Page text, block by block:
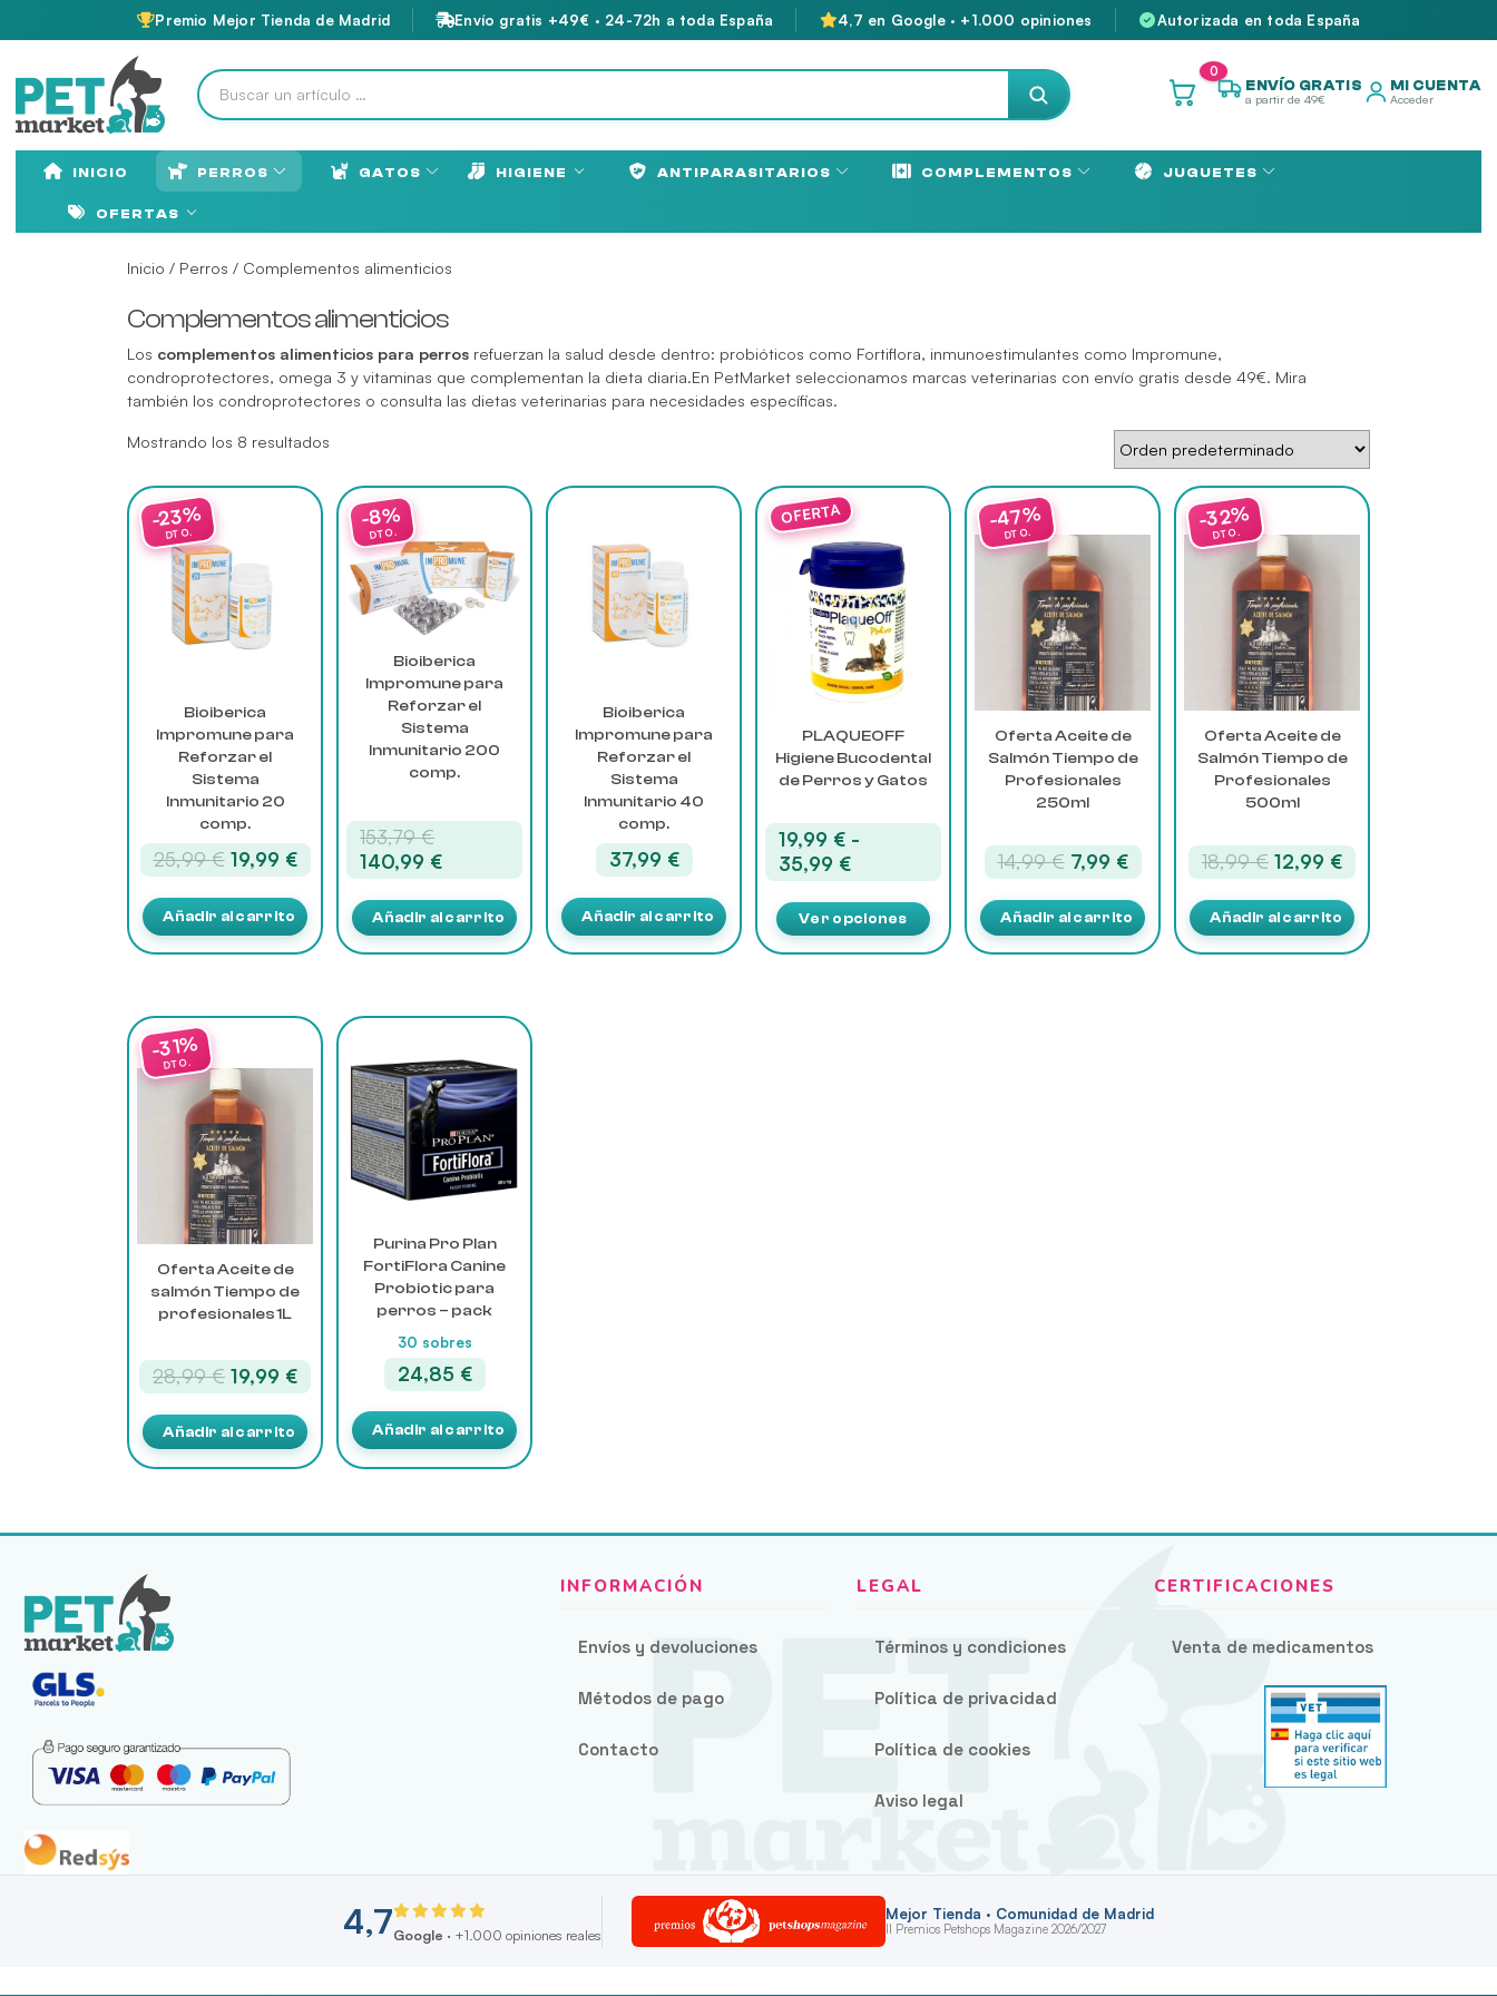
Premio Mejor Tienda de Madrid Envío gratis +49€ · 24-72h a toda España 4,7 en Google · +1.000 opiniones Autorizada en toda España
0
ENVÍO GRATIS
a partir de 49€
MI CUENTA
Acceder
INICIO PERROS GATOS HIGIENE ANTIPARASITARIOS COMPLEMENTOS JUGUETES
OFERTAS
Inicio / Perros / Complementos alimenticios
Complementos alimenticios
Los complementos alimenticios para perros refuerzan la salud desde dentro: probióticos como Fortiflora, inmunoestimulantes como Impromune,
condroprotectores, omega 3 y vitaminas que complementan la dieta diaria.En PetMarket seleccionamos marcas veterinarias con envío gratis desde 49€. Mira
también los condroprotectores o consulta las dietas veterinarias para necesidades específicas.
Mostrando los 8 resultados
Bioiberica
Impromune para
Reforzar el
Sistema
Inmunitario 20
comp.
25,99€ El
precio
original
era:
25,99 €.
19,99 €El
precio
actual
es:
19,99 €.
Añadir al carrito
Bioiberica
Impromune para
Reforzar el
Sistema
Inmunitario 200
comp.
153,79€El
precio
original
era:
153,79 €.
140,99 €El
precio
actual
es:
140,99 €.
Añadir al carrito
Bioiberica
Impromune para
Reforzar el
Sistema
Inmunitario 40
comp.
37,99 €
Añadir al carrito
PLAQUEOFF
Higiene Bucodental
de Perros y Gatos
19,99 € -
35,99 €Rango
de
precios:
desde
19,99 €
Ver opciones
Este
producto
tiene
múltiples
variantes.
opciones
elegir
en
de
producto
Oferta Aceite de
Salmón Tiempo de
Profesionales
250ml
14,99€ El
precio
original
era:
14,99 €.
7,99 €El
precio
actual
es:
7,99 €.
Añadir al carrito
Oferta Aceite de
Salmón Tiempo de
Profesionales
500ml
18,99€ El
precio
original
era:
18,99 €.
12,99 €El
precio
actual
es:
12,99 €.
Añadir al carrito
Oferta Aceite de
salmón Tiempo de
profesionales 1L
28,99€ El
precio
original
era:
28,99 €.
19,99 €El
precio
actual
es:
19,99 €.
Añadir al carrito
Purina Pro Plan
FortiFlora Canine
Probiotic para
perros – pack
30 sobres
24,85 €
Añadir al carrito
Envíos y devoluciones
Métodos de pago
Contacto
Términos y condiciones
Política de privacidad
Política de cookies
Aviso legal
Venta de medicamentos
4,7Google · +1.000 opiniones reales
Mejor Tienda · Comunidad de Madrid
II Premios Petshops Magazine 2026/2027